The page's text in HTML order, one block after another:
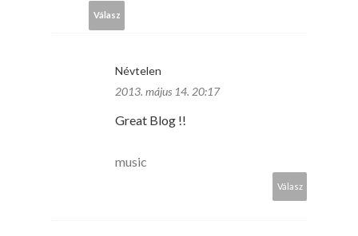
Válasz
Névtelen
2013. május 14. 20:17
Great Blog !!
music
Válasz